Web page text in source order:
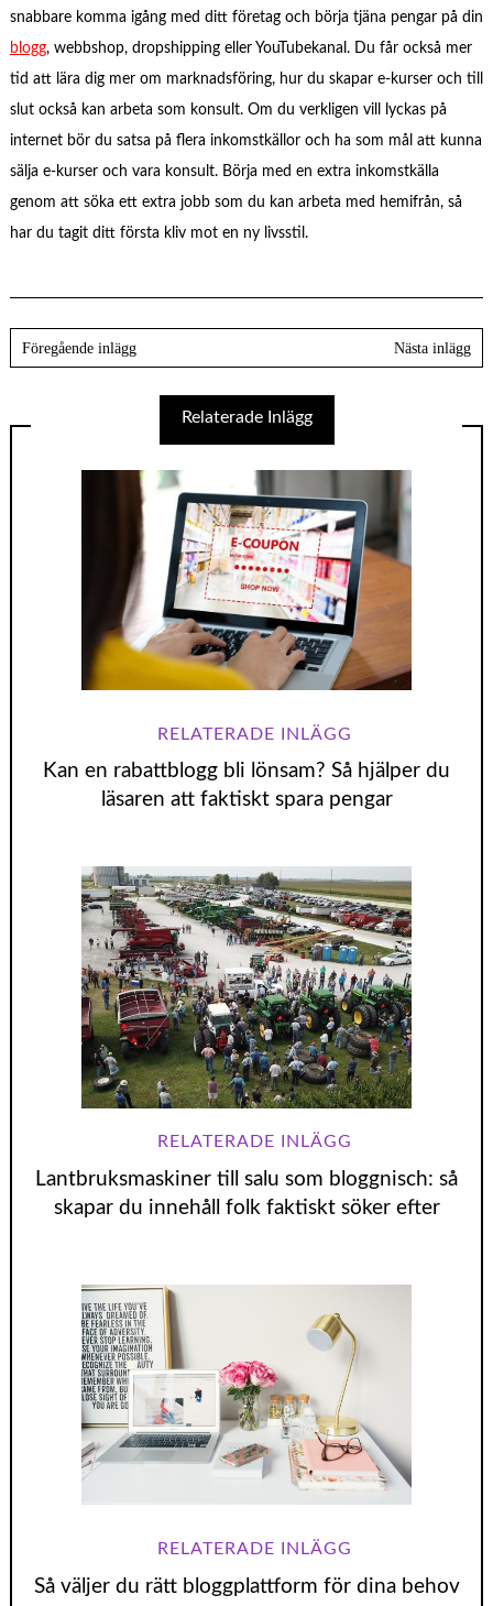
snabbare komma igång med ditt företag och börja tjäna pengar på din
blogg, webbshop, dropshipping eller YouTubekanal. Du får också mer
tid att lära dig mer om marknadsföring, hur du skapar e-kurser och till
slut också kan arbeta som konsult. Om du verkligen vill lyckas på
internet bör du satsa på flera inkomstkällor och ha som mål att kunna
sälja e-kurser och vara konsult. Börja med en extra inkomstkälla
genom att söka ett extra jobb som du kan arbeta med hemifrån, så
har du tagit ditt första kliv mot en ny livsstil.
Kan en rabattblogg bli lönsam? Så hjälper du
läsaren att faktiskt spara pengar
Lantbruksmaskiner till salu som bloggnisch: så
skapar du innehåll folk faktiskt söker efter
Så väljer du rätt bloggplattform för dina behov